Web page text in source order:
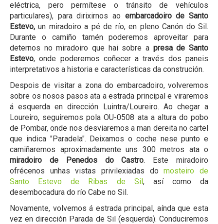
eléctrica, pero permítese o tránsito de vehículos
particulares), para dirixirnos ao embarcadoiro de Santo
Estevo, un miradoiro a pé de río, en pleno Canón do Sil.
Durante o camiño tamén poderemos aproveitar para
deternos no miradoiro que hai sobre a presa de Santo
Estevo, onde poderemos coñecer a través dos paneis
interpretativos a historia e características da construción.
Despois de visitar a zona do embarcadoiro, volveremos
sobre os nosos pasos ata a estrada principal e viraremos
á esquerda en dirección Luintra/Loureiro. Ao chegar a
Loureiro, seguiremos pola OU-0508 ata a altura do pobo
de Pombar, onde nos desviaremos a man dereita no cartel
que indica "Paradela". Deixamos o coche nese punto e
camiñaremos aproximadamente uns 300 metros ata o
miradoiro de Penedos do Castro. Este miradoiro
ofrécenos unhas vistas privilexiadas domosteiro de
Santo Estevo de Ribas de Sil, así como da
desembocadura do río Cabe no Sil.
Novamente, volvemos á estrada principal, aínda que esta
vez en dirección Parada de Sil (esquerda). Conduciremos